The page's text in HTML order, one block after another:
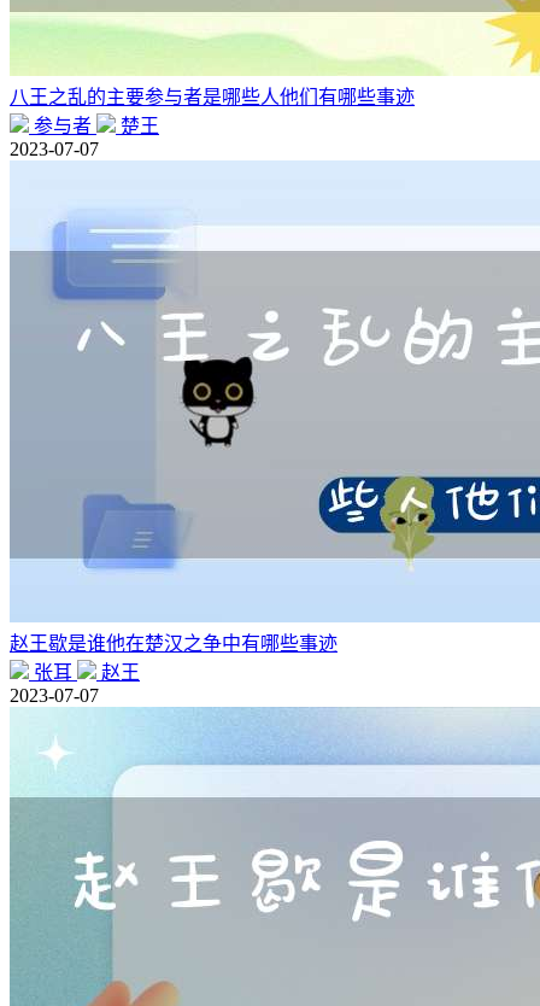
八王之乱的主要参与者是哪些人他们有哪些事迹
参与者
楚王
2023-07-07
赵王歇是谁他在楚汉之争中有哪些事迹
张耳
赵王
2023-07-07